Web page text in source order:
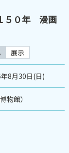
５０年 漫画
展示
8月30日(日)
物館）